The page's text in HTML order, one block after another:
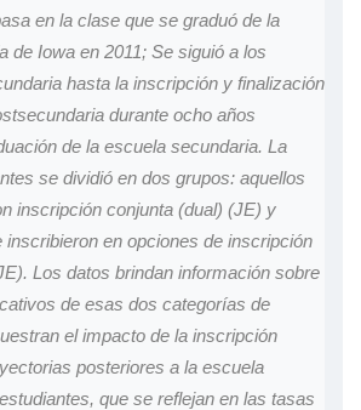
en la clase que se graduó de la
de Iowa en 2011; Se siguió a los
hasta la inscripción y finalización
durante ocho años
de la escuela secundaria. La
se dividió en dos grupos: aquellos
inscripción conjunta (dual) (JE) y
inscribieron en opciones de inscripción
Los datos brindan información sobre
de esas dos categorías de
el impacto de la inscripción
posteriores a la escuela
que se reflejan en las tasas